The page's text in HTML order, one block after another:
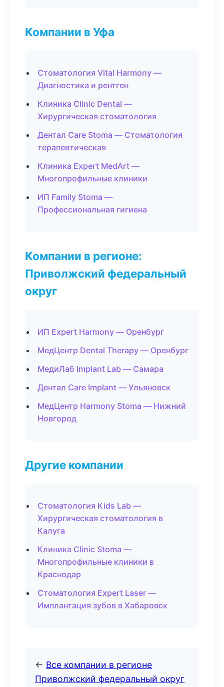
Компании в Уфа
Стоматология Vital Harmony —
Диагностика и рентген
Клиника Clinic Dental —
Хирургическая стоматология
Дентал Care Stoma — Стоматология
терапевтическая
Клиника Expert MedArt —
Многопрофильные клиники
ИП Family Stoma —
Профессиональная гигиена
Компании в регионе:
Приволжский федеральный
округ
ИП Expert Harmony — Оренбург
МедЦентр Dental Therapy — Оренбург
МедиЛаб Implant Lab — Самара
Дентал Care Implant — Ульяновск
МедЦентр Harmony Stoma — Нижний
Новгород
Другие компании
Стоматология Kids Lab —
Хирургическая стоматология в
Калуга
Клиника Clinic Stoma —
Многопрофильные клиники в
Краснодар
Стоматология Expert Laser —
Имплантация зубов в Хабаровск
← Все компании в регионе
Приволжский федеральный округ